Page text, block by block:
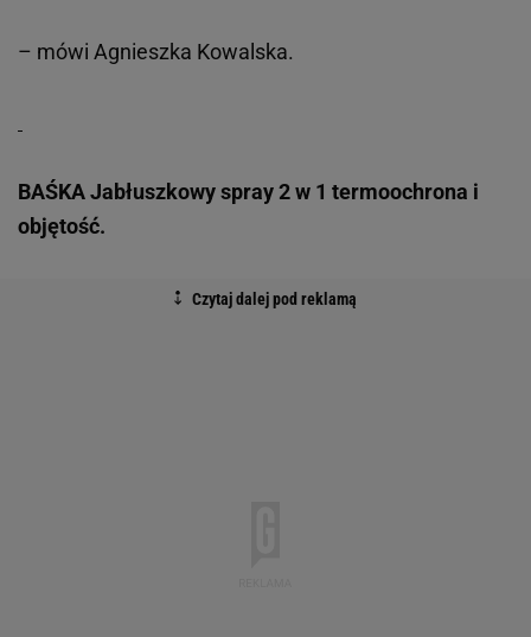
– mówi Agnieszka Kowalska.
BAŚKA Jabłuszkowy spray 2 w 1 termoochrona i
objętość.